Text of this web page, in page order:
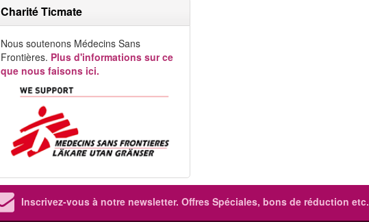
Charité Ticmate
Nous soutenons Médecins Sans
Frontières. Plus d'informations sur ce
que nous faisons ici.
Inscrivez-vous à notre newsletter. Offres Spéciales, bons de réduction etc.